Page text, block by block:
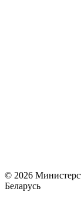
© 2026
Беларусь